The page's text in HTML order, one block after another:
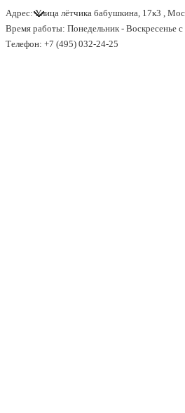
↓
Перейти
Адрес: Улица лётчика бабушкина, 17к3 ,
Время работы: Понедельник - Воскресенье
Телефон: +7 (495) 032-24-25